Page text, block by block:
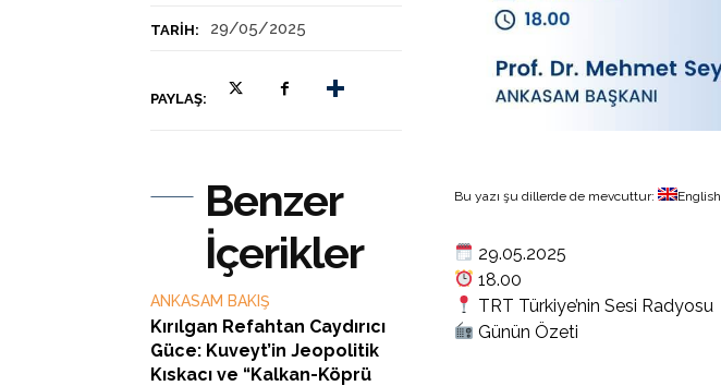
TARIH: 29/05/2025
PAYLAŞ:
Benzer
İçerikler
ANKASAM BAKIŞ
Kırılgan Refahtan Caydırıcı
Güce: Kuveyt’in Jeopolitik
Kıskacı ve “Kalkan-Köprü
Bu yazı şu dillerde de mevcuttur: English
29.05.2025
18.00
TRT Türkiye’nin Sesi Radyosu
Günün Özeti